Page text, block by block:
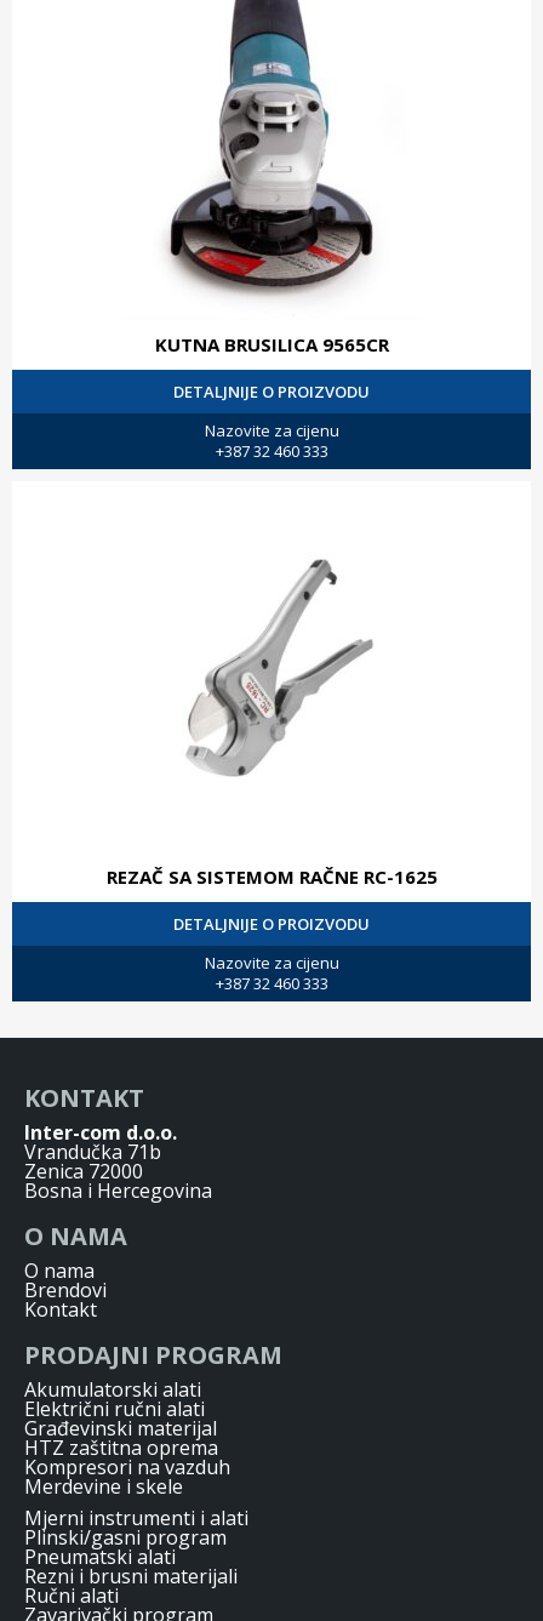
KUTNA BRUSILICA 9565CR
DETALJNIJE O PROIZVODU
Nazovite za cijenu
+387 32 460 333
REZAČ SA SISTEMOM RAČNE RC-1625
DETALJNIJE O PROIZVODU
Nazovite za cijenu
+387 32 460 333
KONTAKT
Inter-com d.o.o.
Vrandučka 71b
Zenica 72000
Bosna i Hercegovina
O NAMA
O nama
Brendovi
Kontakt
PRODAJNI PROGRAM
Akumulatorski alati
Električni ručni alati
Građevinski materijal
HTZ zaštitna oprema
Kompresori na vazduh
Merdevine i skele
Mjerni instrumenti i alati
Plinski/gasni program
Pneumatski alati
Rezni i brusni materijali
Ručni alati
Zavarivački program